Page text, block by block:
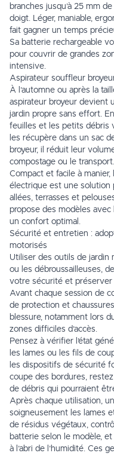
branches jusqu’à 25 mm
doigt. Léger, maniable,
fait gagner un temps
Sa batterie rechargeable
pour couvrir de grandes
intensive.
Aspirateur souffleur
À l’automne ou après la
aspirateur broyeur devient
jardin propre sans effort.
feuilles et les petits débris
les récupère dans un sac
broyeur, il réduit leur
compostage ou le transport.
Compact et facile à manier,
électrique est une
allées, terrasses et
propose des modèles
un confort optimal.
Sécurité et entretien :
motorisés
Utiliser des outils de jardin
ou les débroussailleuses,
votre sécurité et préserver
Avant chaque session de
de protection et
blessure, notamment lors
zones difficiles d’accès.
Pensez à vérifier l’état
les lames ou les fils de
les dispositifs de sécurité
coupe des bordures,
de débris qui pourraient
Après chaque utilisation,
soigneusement les lames
de résidus végétaux,
batterie selon le modèle,
à l’abri de l’humidité. Ces